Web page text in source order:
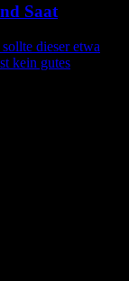
Saat
dieser etwa
kein gutes